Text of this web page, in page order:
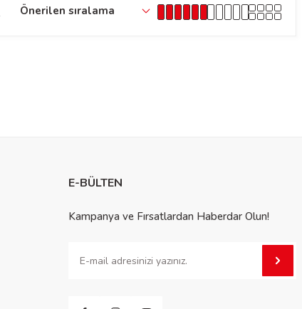
E-BÜLTEN
Kampanya ve Fırsatlardan Haberdar Olun!